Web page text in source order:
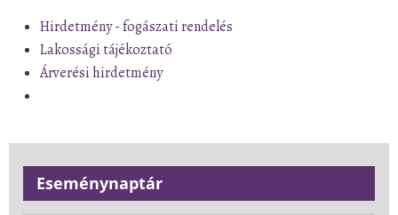
Hirdetmény - fogászati rendelés
Lakossági tájékoztató
Árverési hirdetmény
Eseménynaptár